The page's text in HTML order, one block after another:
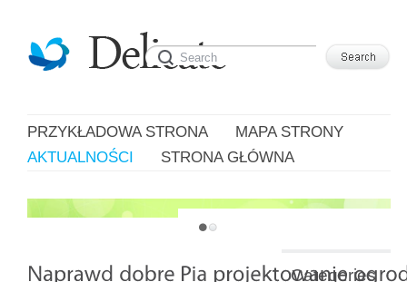
PRZYKŁADOWA STRONA
MAPA STRONY
AKTUALNOŚCI
STRONA GŁÓWNA
JUST ANOTHER WORDPRESS SITE
Categories